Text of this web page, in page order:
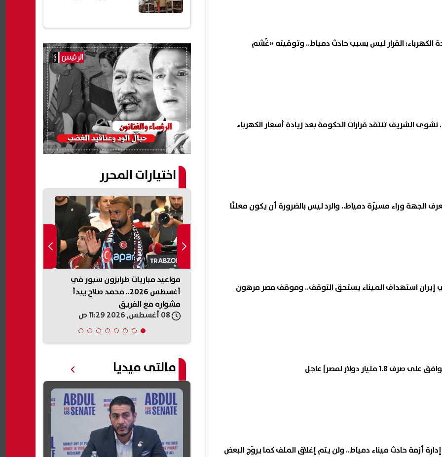
الكهرباء: القرار ليس بسبب حادث دمياط.. وتوقيته «غُشم
الشريف تنتقد قرارات الحكومة بعد زيادة أسعار الكهرباء
الجهة وراء مسيّرة دمياط.. والرد ليس بالضرورة أن يكون معلنًا
إيران استهداف الميناء يستحق التوقف.. وموقف مصر مرهون
مليار دولار لمصر| عاجل
أزمة حادث ميناء دمياط.. ولن يتم إغلاق الملف كما يروّج البعض
اختيارات المحرر
أسبوعية
التحويلات المناظرة وغير المناظرة
مواعيد مباريات طرابزون سبور في
أغسطس 2026.. محمد صلاح يبدأ
مشواره مع الفريق
مالتى ميديا